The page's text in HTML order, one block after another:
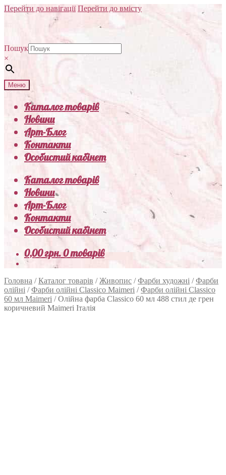
Перейти до навігації Перейти до вмісту
Пошук
×
Меню
Каталог товарів
Новини
Арт-Блог
Контакти
Особистий кабінет
Каталог товарів
Новини
Арт-Блог
Контакти
Особистий кабінет
0,00грн.0 товарів
Головна /Каталог товарів /Живопис /Фарби художні /Фарби
олійні /Фарби олійні Classico Maimeri /Фарби олійні Classico
60 мл Maimeri /Олійна фарба Classico 60 мл 488 стил де грен
коричневий Maimeri Італія